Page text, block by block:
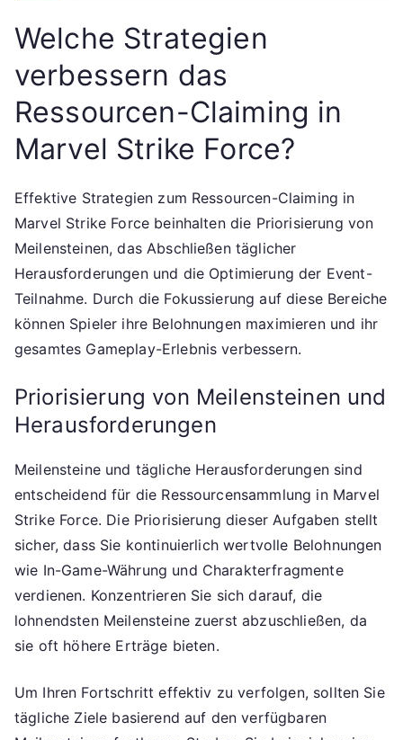
Welche Strategien
verbessern das
Ressourcen-Claiming in
Marvel Strike Force?
Effektive Strategien zum Ressourcen-Claiming in
Marvel Strike Force beinhalten die Priorisierung von
Meilensteinen, das Abschließen täglicher
Herausforderungen und die Optimierung der Event-
Teilnahme. Durch die Fokussierung auf diese Bereiche
können Spieler ihre Belohnungen maximieren und ihr
gesamtes Gameplay-Erlebnis verbessern.
Priorisierung von Meilensteinen und
Herausforderungen
Meilensteine und tägliche Herausforderungen sind
entscheidend für die Ressourcensammlung in Marvel
Strike Force. Die Priorisierung dieser Aufgaben stellt
sicher, dass Sie kontinuierlich wertvolle Belohnungen
wie In-Game-Währung und Charakterfragmente
verdienen. Konzentrieren Sie sich darauf, die
lohnendsten Meilensteine zuerst abzuschließen, da
sie oft höhere Erträge bieten.
Um Ihren Fortschritt effektiv zu verfolgen, sollten Sie
tägliche Ziele basierend auf den verfügbaren